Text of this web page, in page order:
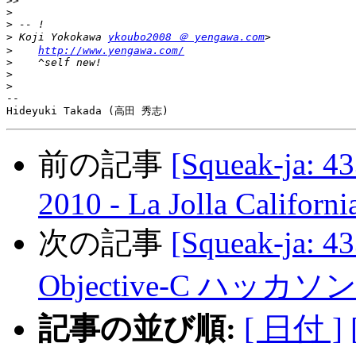
>
>
> Koji Yokokawa ykoubo2008 ＠ yengawa.com
>
http://www.yengawa.com/
>
>
>
--
前の記事 [Squeak-ja:
2010 - La Jolla
次の記事 [Squeak-ja:
Objective-C ハッカソン
記事の並び順: [ 日付 ]